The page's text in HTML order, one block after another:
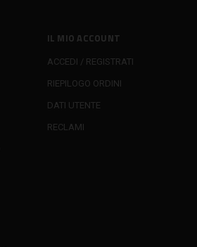
IL MIO ACCOUNT
ACCEDI / REGISTRATI
RIEPILOGO ORDINI
DATI UTENTE
RECLAMI